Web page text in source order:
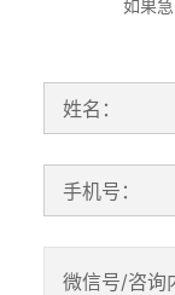
如果
姓名：
手机号：
微信号/咨询